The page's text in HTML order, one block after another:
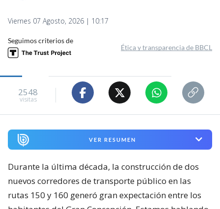
Viernes 07 Agosto, 2026 | 10:17
Seguimos criterios de
Ética y transparencia de BBCL
2548
visitas
VER RESUMEN
Durante la última década, la construcción de dos
nuevos corredores de transporte público en las
rutas 150 y 160 generó gran expectación entre los